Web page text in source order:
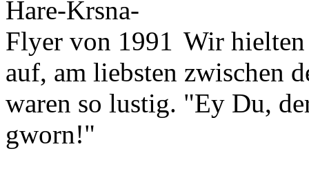
Wir
auf, am liebsten zwischen
waren so lustig. "Ey Du,
gworn!"